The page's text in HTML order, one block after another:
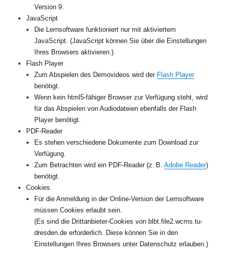
Version 9.
JavaScript
Die Lernsoftware funktioniert nur mit aktiviertem
JavaScript. (JavaScript können Sie über die Einstellungen
Ihres Browsers aktivieren.)
Flash Player
Zum Abspielen des Demovideos wird der Flash Player
benötigt.
Wenn kein html5-fähiger Browser zur Verfügung steht, wird
für das Abspielen von Audiodateien ebenfalls der Flash
Player benötigt.
PDF-Reader
Es stehen verschiedene Dokumente zum Download zur
Verfügung.
Zum Betrachten wird ein PDF-Reader (z. B. Adobe Reader)
benötigt.
Cookies
Für die Anmeldung in der Online-Version der Lernsoftware
müssen Cookies erlaubt sein.
(Es sind die Drittanbieter-Cookies von blbt.file2.wcms.tu-
dresden.de erforderlich. Diese können Sie in den
Einstellungen Ihres Browsers unter Datenschutz erlauben.)